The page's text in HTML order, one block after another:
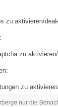
zu aktivieren/
zu
zu
nur die